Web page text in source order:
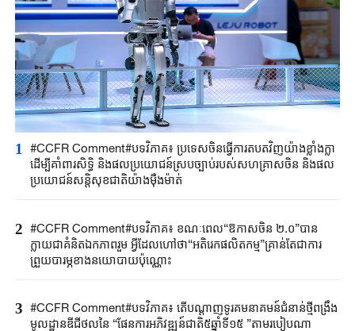
1 #CCFR Comment#បទវិភាគ៖ ប្រទេសចិនធ្វើការតបតវិញយ៉ាងខ្លាំងក្លា
ដើម្បីគាំពារសិទ្ធិ និងផលប្រយោជន៍ស្របច្បាប់របស់សហគ្រាសចិន និងផល
ប្រយោជន៍សន្តិសុខជាតិយ៉ាងម៉ឺងម៉ាត់
2 #CCFR Comment#បទវិភាគ៖ ខណៈពេល“ឱកាសចិន ២.០”បាន
ក្លាយជាគំនិតឯកភាពរួម អ្វីដែលហៅថា“អតិរេកផលិតកម្ម”គ្រាន់តែជាការ
ព្រួយបារម្ភខាងនយោបាយប៉ុណ្ណោះ
3 #CCFR Comment#បទវិភាគ៖ តើបណ្តាញទូរគមនាគមន៍ជំនាន់ថ្មីពង្រឹង
មូលដ្ឋានឌីជីថលនៃ “ផែនការអភិវឌ្ឍន៍ជាតិ៥ឆ្នាំទី១៥ ”តាមរបៀបណា